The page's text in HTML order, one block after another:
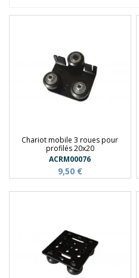
Chariot mobile 3 roues pour
profilés 20x20
ACRM00076
9,50 €